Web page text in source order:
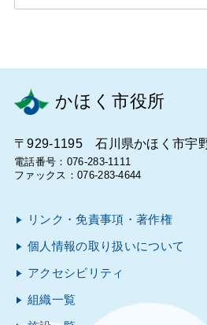
かほく市役所
〒929-1195 石川県かほく市宇
電話番号：076-283-1111
ファックス：076-283-4644
リンク・免責事項・著作権
個人情報の取り扱いについて
アクセシビリティ
組織一覧